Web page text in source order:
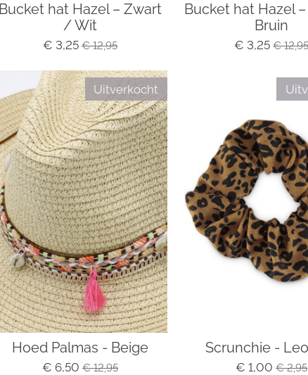
Bucket hat Hazel – Zwart
/ Wit
€ 3,25 € 12,95
Bucket hat Hazel
Bruin
€ 3,25 €
Uitverkocht
Hoed Palmas - Beige
€ 6,50 € 12,95
Scrunchie -
€ 1,00 € 2,95